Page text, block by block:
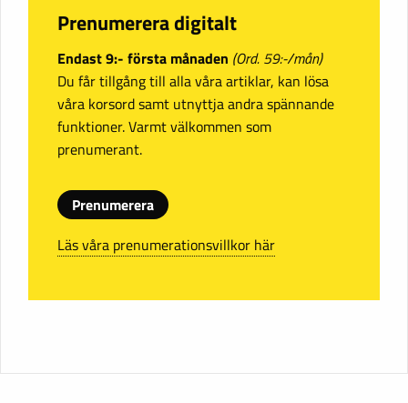
Prenumerera digitalt
Endast 9:- första månaden (Ord. 59:-/mån)
Du får tillgång till alla våra artiklar, kan lösa
våra korsord samt utnyttja andra spännande
funktioner. Varmt välkommen som
prenumerant.
Prenumerera
Läs våra prenumerationsvillkor här